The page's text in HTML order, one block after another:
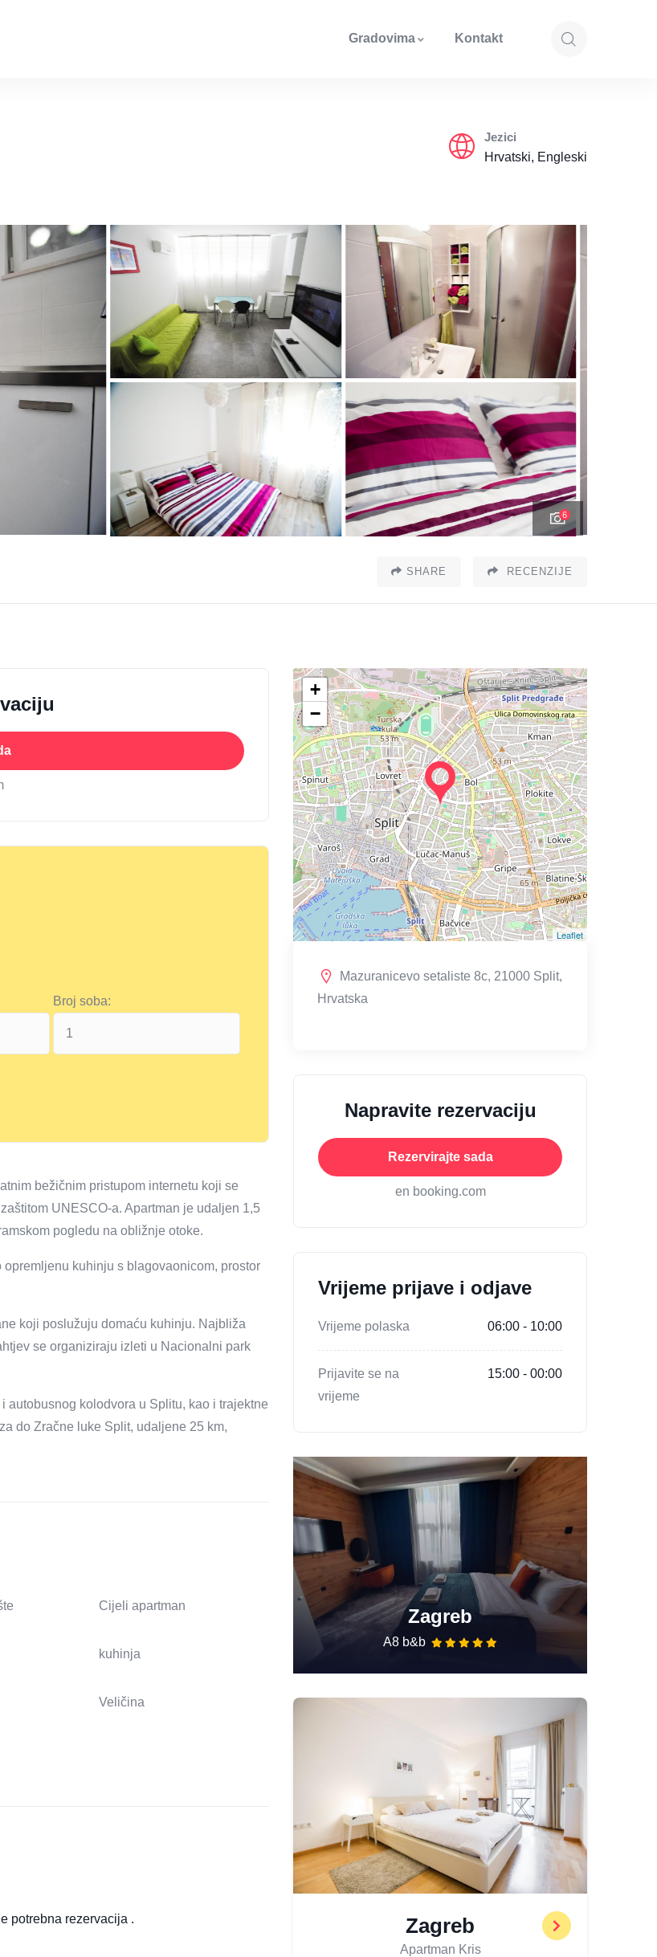
Gradovima Kontakt
Jezici
Hrvatski, Engleski
6
SHARE RECENZIJE
Broj soba:
bežičnim pristupom internetu koji se
UNESCO-a. Apartman je udaljen 1,5
pogledu na obližnje otoke.
kuhinju s blagovaonicom, prostor
koji poslužuju domaću kuhinju. Najbliža
se organiziraju izleti u Nacionalni park
kolodvora u Splitu, kao i trajektne
do Zračne luke Split, udaljene 25 km,
Cijeli apartman
kuhinja
Veličina
potrebna rezervacija .
+
−
Leaflet
Mazuranicevo setaliste 8c, 21000 Split,
Hrvatska
Napravite rezervaciju
Rezervirajte sada
en booking.com
Vrijeme prijave i odjave
Vrijeme polaska 06:00 - 10:00
Prijavite se na
vrijeme
15:00 - 00:00
Zagreb
A8 b&b
Zagreb
Apartman Kris